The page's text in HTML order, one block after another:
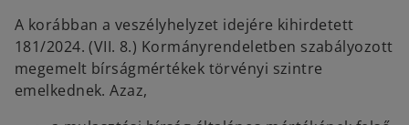
A korábban a veszélyhelyzet idejére kihirdetett
181/2024. (VII. 8.) Kormányrendeletben szabályozott
megemelt bírságmértékek törvényi szintre
emelkednek. Azaz,